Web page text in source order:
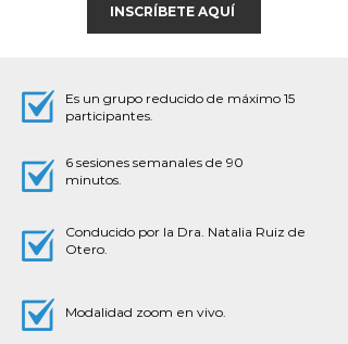
de adolescente que tienes: activos
y pasivos
me impide soltarlos?
generamos y que están
contribuyendo al perfil de un
06. Nuestro propio duelo, soltar al
adolescente
INSCRÍBETE AQUÍ
Es un grupo reducido de máximo 15
participantes.
6 sesiones semanales de 90
minutos.
Conducido por la Dra. Natalia Ruiz de
Otero.
Modalidad zoom en vivo.